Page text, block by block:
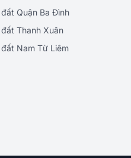
Quận Ba Đình
Thanh Xuân
Nam Từ Liêm